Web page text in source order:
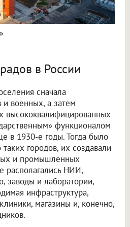
в России
сначала
военных, а затем
высококвалифицированных
функционалом
в 1930-е годы. Тогда было
городов, их создавали
и промышленных
располагались НИИ,
заводы и лаборатории,
инфраструктура,
магазины и, конечно,